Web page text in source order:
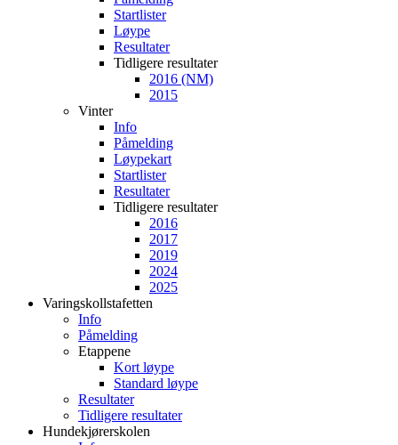
Startlister
Løype
Resultater
Tidligere resultater
2016 (NM)
2015
Vinter
Info
Påmelding
Løypekart
Startlister
Resultater
Tidligere resultater
2016
2017
2019
2024
2025
Varingskollstafetten
Info
Påmelding
Etappene
Kort løype
Standard løype
Resultater
Tidligere resultater
Hundekjørerskolen